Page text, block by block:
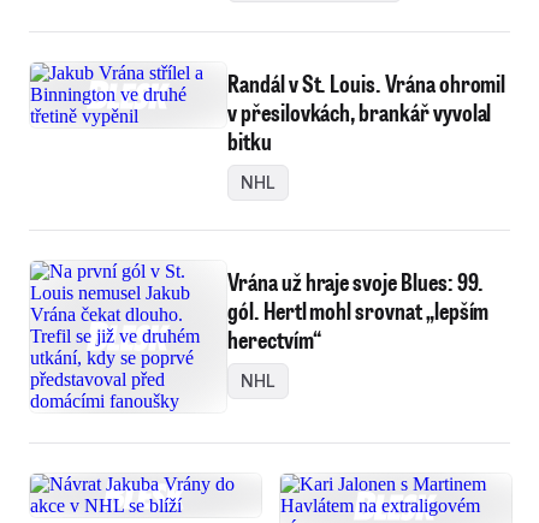
Randál v St. Louis. Vrána ohromil
v přesilovkách, brankář vyvolal
bitku
NHL
Vrána už hraje svoje Blues: 99.
gól. Hertl mohl srovnat „lepším
herectvím“
NHL